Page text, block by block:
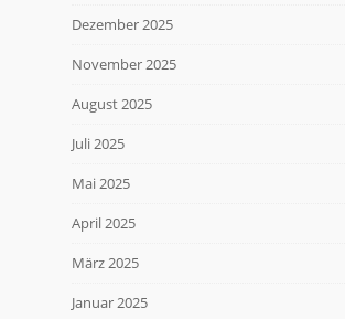
Dezember 2025
November 2025
August 2025
Juli 2025
Mai 2025
April 2025
März 2025
Januar 2025